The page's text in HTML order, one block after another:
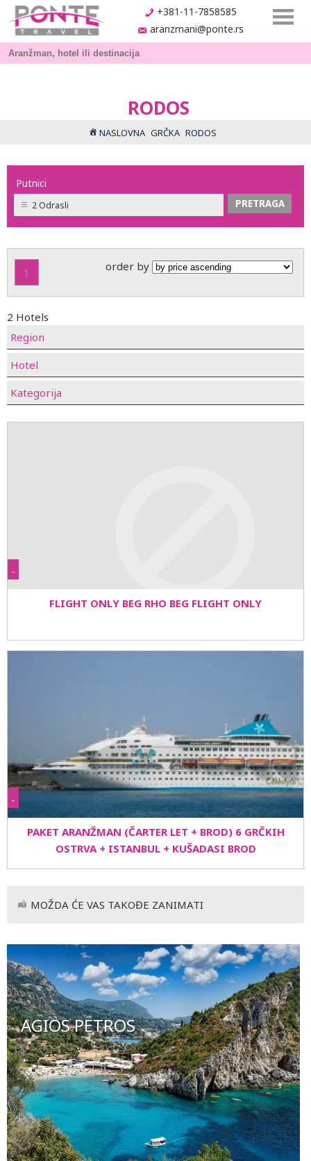
+381-11-7858585
aranzmani@ponte.rs
RODOS
NASLOVNA GRČKA RODOS
Putnici
2 Odrasli
1 order by
2 Hotels
Region
Hotel
Kategorija
-
FLIGHT ONLY BEG RHO BEG FLIGHT ONLY
-
PAKET ARANŽMAN (ČARTER LET + BROD) 6 GRČKIH
OSTRVA + ISTANBUL + KUŠADASI BROD
MOŽDA ĆE VAS TAKOĐE ZANIMATI
AGIOS PETROS